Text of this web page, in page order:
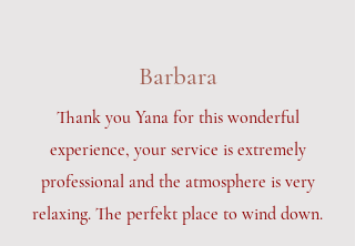
Barbara
Thank you Yana for this wonderful
experience, your service is extremely
professional and the atmosphere is very
relaxing. The perfekt place to wind down.